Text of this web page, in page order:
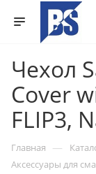
Чехол
Cover
FLIP3,
Главная —
Аксессуары для